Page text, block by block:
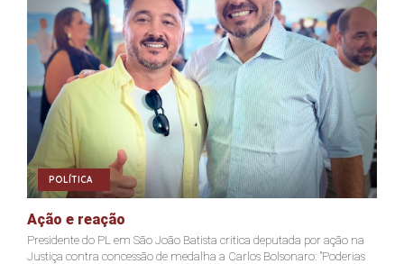
POLÍTICA
Ação e reação
Presidente do PL em São João Batista critica deputada por ação na
Justiça contra concessão de medalha a Carlos Bolsonaro: "Poderias